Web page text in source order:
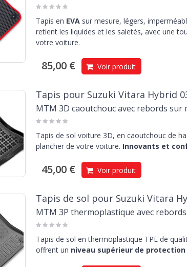
Tapis en EVAsur mesure, légers,
retient les liquides et les saletés, avec une
votre voiture.
85,00 € Voir produit
Tapis pour Suzuki Vitara Hybrid
MTM 3D caoutchouc avec rebords sur
Tapis de sol voiture 3D, en caoutchouc de
plancher de votre voiture. Innovants et
45,00 € Voir produit
Tapis de sol pour Suzuki Vitara
MTM 3P thermoplastique avec
Tapis de sol en thermoplastique TPE de
offrent un niveau supérieur de protection